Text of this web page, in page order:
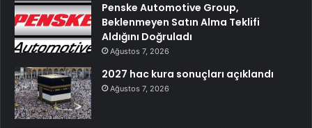
Penske Automotive Group,
Beklenmeyen Satın Alma Teklifi
Aldığını Doğruladı
Ağustos 7, 2026
2027 hac kura sonuçları açıklandı
Ağustos 7, 2026